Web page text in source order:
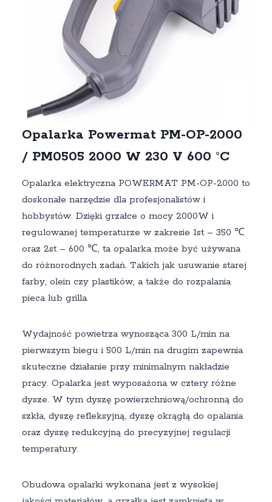
Opalarka Powermat PM-OP-2000
/ PM0505 2000 W 230 V 600 °C
Opalarka elektryczna POWERMAT PM-OP-2000 to
doskonałe narzędzie dla profesjonalistów i
hobbystów. Dzięki grzałce o mocy 2000W i
regulowanej temperaturze w zakresie 1st – 350 ℃
oraz 2st – 600 ℃, ta opalarka może być używana
do różnorodnych zadań. Takich jak usuwanie starej
farby, olein czy plastików, a także do rozpalania
pieca lub grilla.
Wydajność powietrza wynosząca 300 L/min na
pierwszym biegu i 500 L/min na drugim zapewnia
skuteczne działanie przy minimalnym nakładzie
pracy. Opalarka jest wyposażona w cztery różne
dysze. W tym dyszę powierzchniową/ochronną do
szkła, dyszę refleksyjną, dyszę okrągłą do opalania
oraz dyszę redukcyjną do precyzyjnej regulacji
temperatury.
Obudowa opalarki wykonana jest z wysokiej